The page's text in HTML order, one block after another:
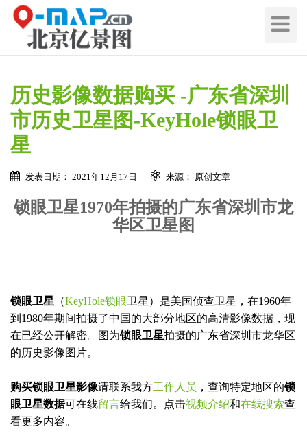
切
导
历史影像数据购买 -广东省深圳
市历史卫星图-KeyHole锁眼卫
星
发表日期： 2021年12月17日 来源： 原创文章
锁眼卫星1970年拍摄的广东省深圳市龙
华区卫星图
锁眼卫星 （KeyHole锁眼卫星）是美国侦查卫星，在1960年
到1980年期间拍摄了中国的大部分地区的高清影像数据，现
在已经公开解密。图为锁眼卫星拍摄的广东省深圳市龙华区
的历史影像图片。
购买锁眼卫星影像请联系我方工作人员 ，查询特定地区的锁
眼卫星数据可在线留言给我们。点击视频介绍和在线搜索查
看更多内容。